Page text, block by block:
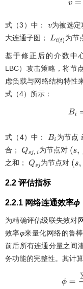
v=ar
式（3）中： v为被选定
大连通子图；
Li(t) 为节
基于修正后的介数中
LBC）攻击策略，将节
虑负载与网络结构特性
式（4）所示：
Bi= ∑
式（4）中： Bi 为节点 i
合；
Qsj, i 为节点对 (s,
之和；
Qsj 为节点对 (s,
2.2 评估指标
2.2.1 网络连通效率ϕ
为精确评估级联失效对
效率φ来量化网络的鲁
前后所有连通分量之间
务功能的完整性。其计
ϕ =